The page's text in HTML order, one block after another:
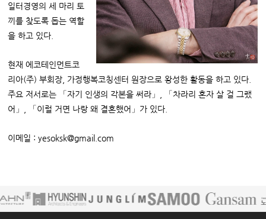
일터경영의 세 마리 토
끼를 찾도록 돕는 역할
을 하고 있다.
현재 에코테인먼트코
리아(주) 부회장, 가정행복코칭센터 원장으로 왕성한 활동을 하고 있다.
주요 저서로는 「자기 인생의 각본을 써라」, 「차라리 혼자 살 걸 그랬
어」, 「이럴 거면 나랑 왜 결혼했어」가 있다.
이메일 : yesoksk@gmail.com